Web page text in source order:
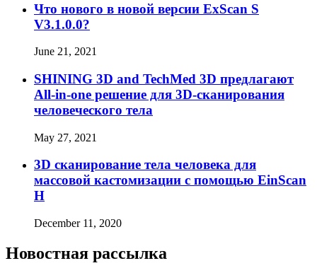
Что нового в новой версии ExScan S
V3.1.0.0?
June 21, 2021
SHINING 3D and TechMed 3D предлагают
All-in-one решение для 3D-сканирования
человеческого тела
May 27, 2021
3D сканирование тела человека для
массовой кастомизации с помощью EinScan
H
December 11, 2020
Новостная рассылка